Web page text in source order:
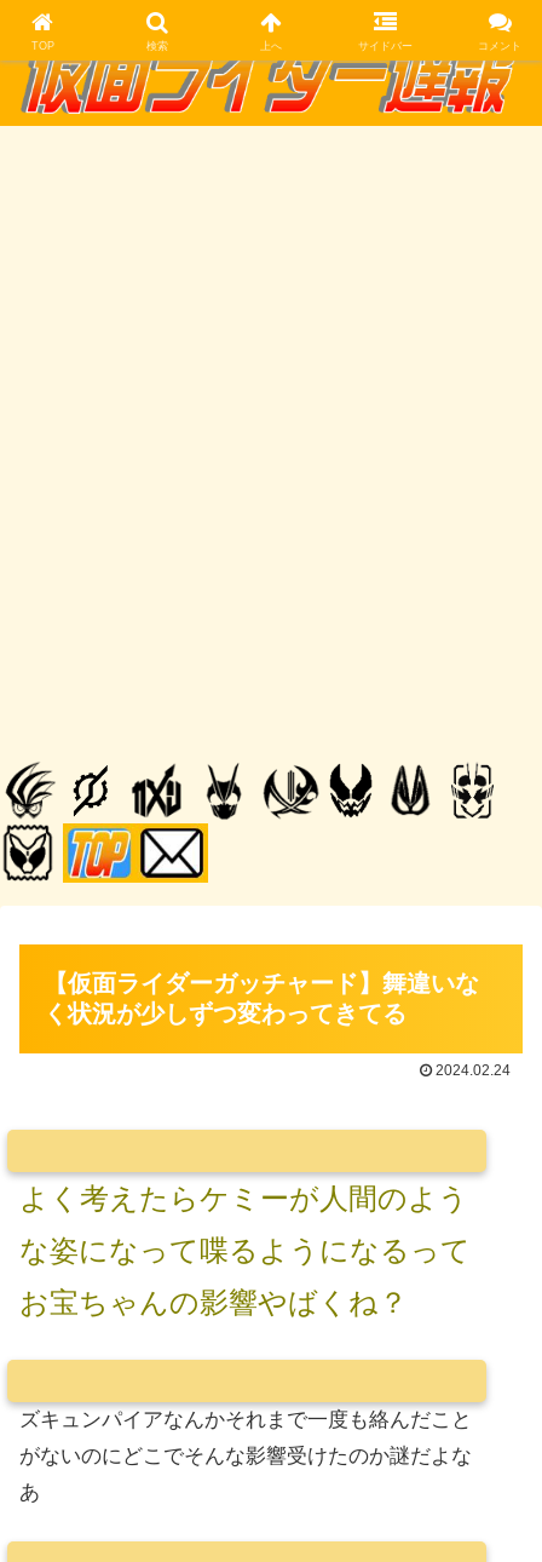
【仮面ライダーガッチャード】舞違いな
く状況が少しずつ変わってきてる
2024.02.24
よく考えたらケミーが人間のよう
な姿になって喋るようになるって
お宝ちゃんの影響やばくね？
ズキュンパイアなんかそれまで一度も絡んだこと
がないのにどこでそんな影響受けたのか謎だよな
あ
TOP 検索 上へ サイドバー コメント